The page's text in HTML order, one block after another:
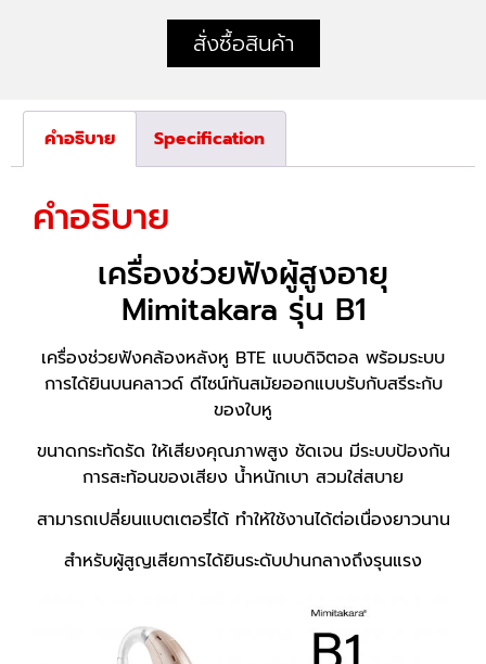
สั่งซื้อสินค้า
คำอธิบาย Specification
คำอธิบาย
เครื่องช่วยฟังผู้สูงอายุ
Mimitakara รุ่น B1
เครื่องช่วยฟังคล้องหลังหู BTE แบบดิจิตอล พร้อมระบบ
การได้ยินบนคลาวด์ ดีไซน์ทันสมัยออกแบบรับกับสรีระกับ
ของใบหู
ขนาดกระทัดรัด ให้เสียงคุณภาพสูง ชัดเจน มีระบบป้องกัน
การสะท้อนของเสียง น้ำหนักเบา สวมใส่สบาย
สามารถเปลี่ยนแบตเตอรี่ได้ ทำให้ใช้งานได้ต่อเนื่องยาวนาน
สำหรับผู้สูญเสียการได้ยินระดับปานกลางถึงรุนแรง